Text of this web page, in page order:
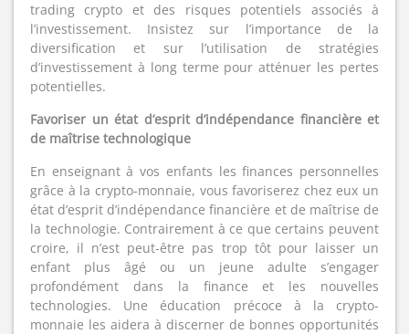
trading crypto et des risques potentiels associés à
l’investissement. Insistez sur l’importance de la
diversification et sur l’utilisation de stratégies
d’investissement à long terme pour atténuer les pertes
potentielles.
Favoriser un état d’esprit d’indépendance financière et
de maîtrise technologique
En enseignant à vos enfants les finances personnelles
grâce à la crypto-monnaie, vous favoriserez chez eux un
état d’esprit d’indépendance financière et de maîtrise de
la technologie. Contrairement à ce que certains peuvent
croire, il n’est peut-être pas trop tôt pour laisser un
enfant plus âgé ou un jeune adulte s’engager
profondément dans la finance et les nouvelles
technologies. Une éducation précoce à la crypto-
monnaie les aidera à discerner de bonnes opportunités